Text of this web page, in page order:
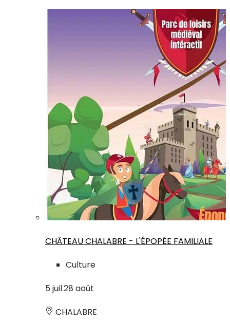
CHÂTEAU CHALABRE - L'ÉPOPÉE FAMILIALE
Culture
5 juil.28 août
CHALABRE